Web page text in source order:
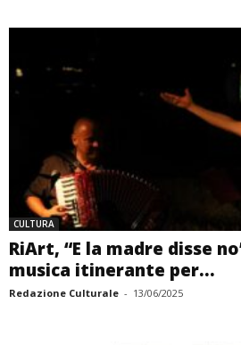
CULTURA
RiArt, “E la madre disse
musica itinerante per...
Redazione Culturale - 13/06/2025